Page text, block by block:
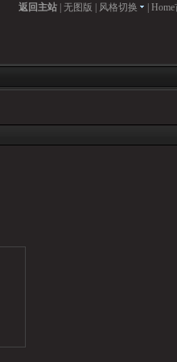
返回主站 无图版 风格切换